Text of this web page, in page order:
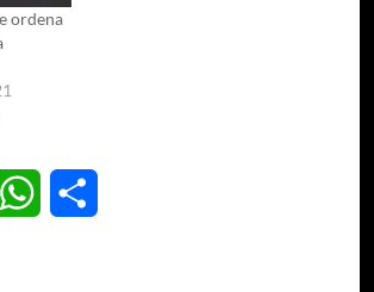
ordena
WhatsApp